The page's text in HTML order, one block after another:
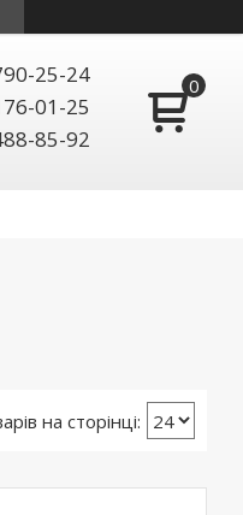
25-24
01-25
85-92